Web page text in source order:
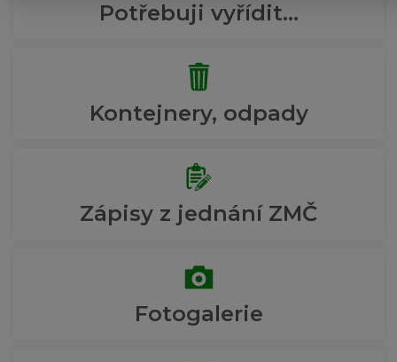
Potřebuji vyřídit...
Kontejnery, odpady
Zápisy z jednání ZMČ
Fotogalerie